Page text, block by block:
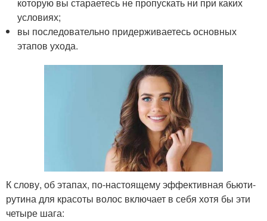
условиях;
вы последовательно придерживаетесь основных
этапов ухода.
К слову, об этапах, по-настоящему эффективная бьюти-
рутина для красоты волос включает в себя хотя бы эти
четыре шага: